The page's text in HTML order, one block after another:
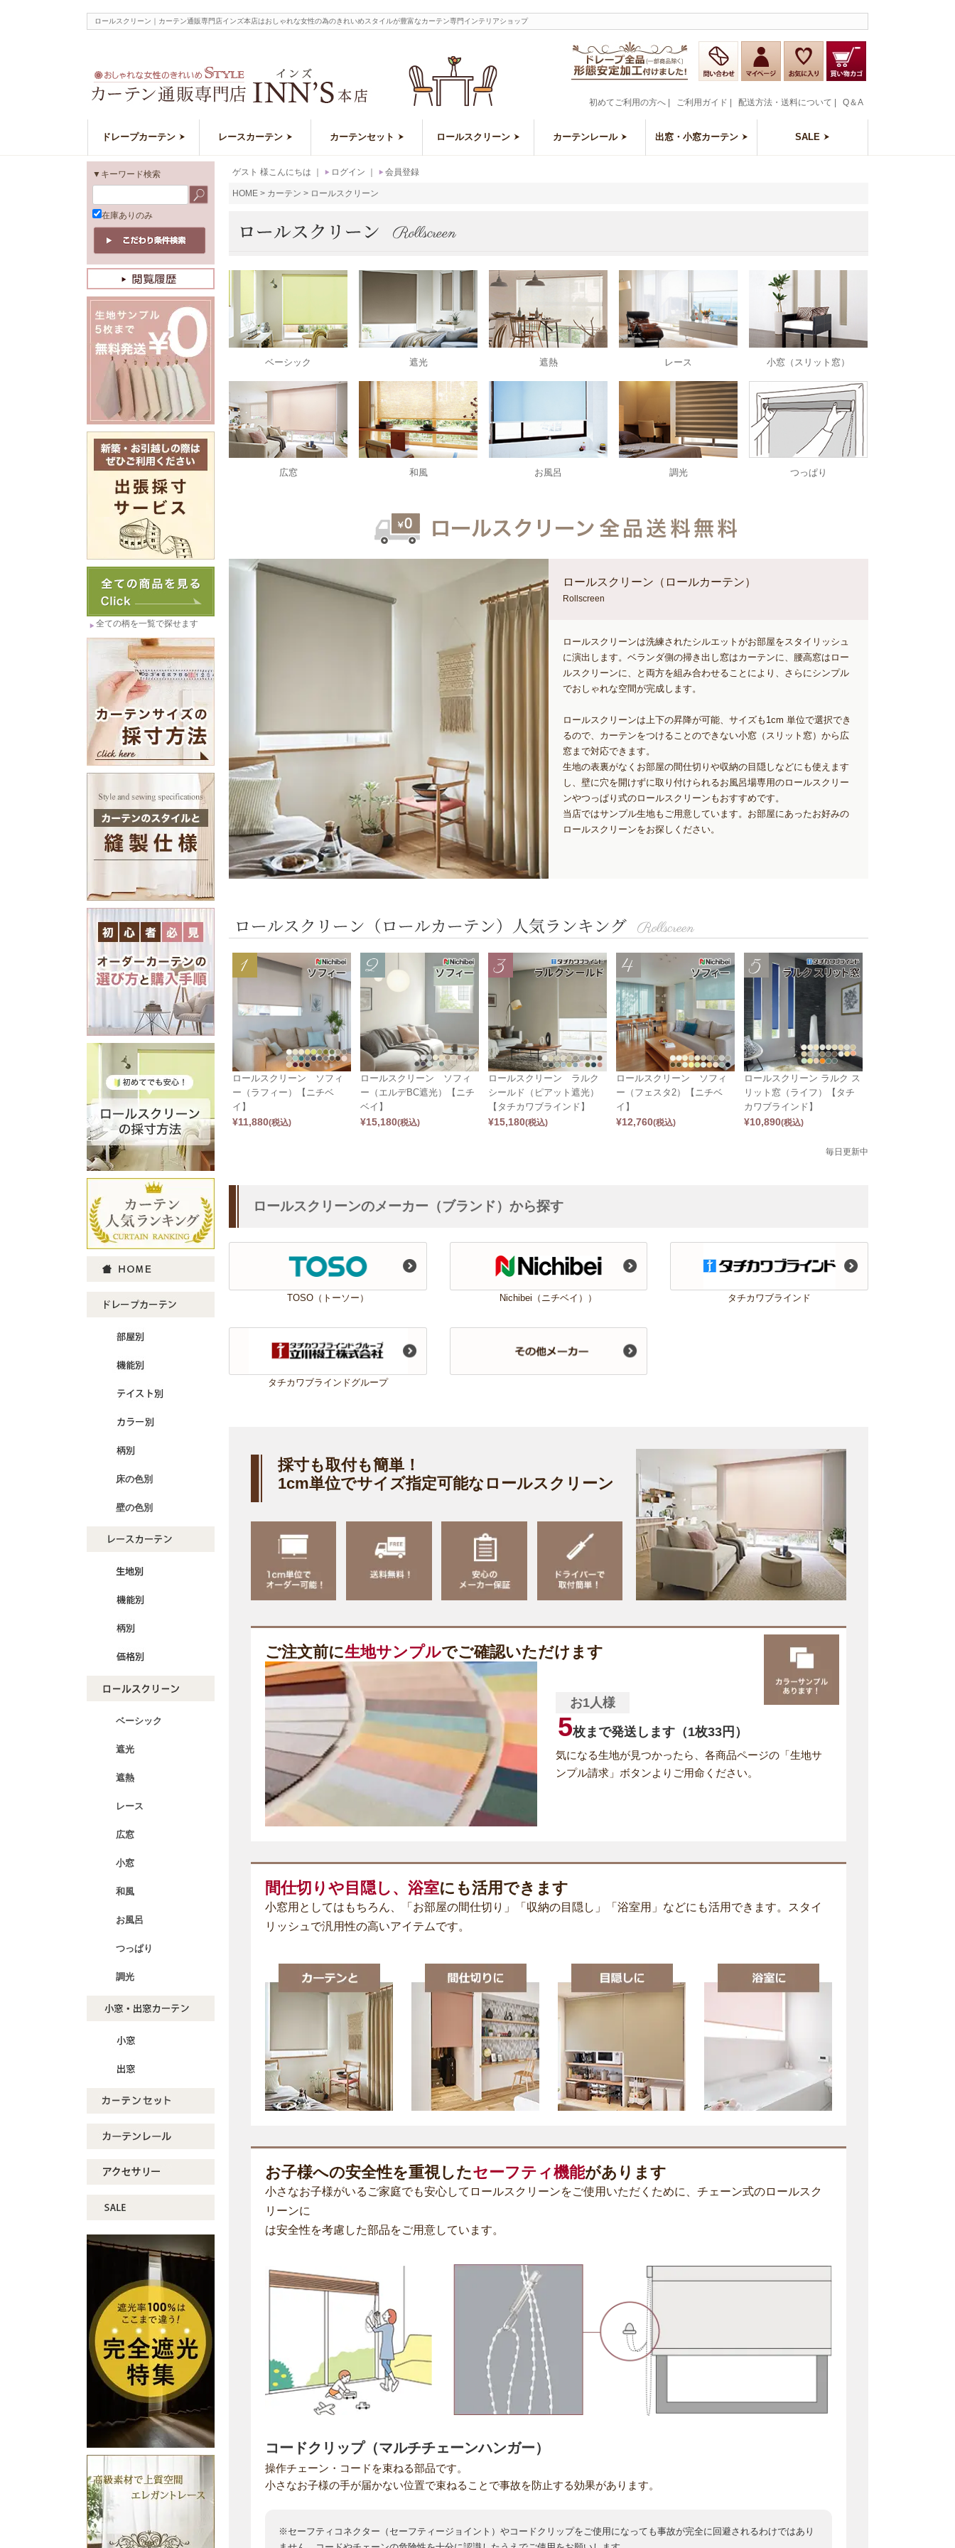
ロールスクリーン｜カーテン通販専門店インズ本店はおしゃれな女性の為のきれいめスタイルが豊富なカーテン専門インテリアショップ
Q＆A
配送方法・送料について
ご利用ガイド
初めてご利用の方へ
ドレープカーテン レースカーテン カーテンセット ロールスクリーン カーテンレール 出窓・小窓カーテン SALE
▼キーワード検索
在庫ありのみ
全ての柄を一覧で探せます
床の色別
壁の色別
ベーシック
遮光
遮熱
レース
広窓
小窓
和風
お風呂
つっぱり
調光
ゲスト 様こんにちは ログイン 会員登録
HOME カーテン ロールスクリーン
ベーシック 遮光 遮熱 レース 小窓（スリット窓）
広窓 和風 お風呂 調光 つっぱり
ロールスクリーン（ロールカーテン）
Rollscreen
ロールスクリーンは洗練されたシルエットがお部屋をスタイリッシュ
に演出します。ベランダ側の掃き出し窓はカーテンに、腰高窓はロー
ルスクリーンに、と両方を組み合わせることにより、さらにシンプル
でおしゃれな空間が完成します。
ロールスクリーンは上下の昇降が可能、サイズも1cm 単位で選択でき
るので、カーテンをつけることのできない小窓（スリット窓）から広
窓まで対応できます。
生地の表裏がなくお部屋の間仕切りや収納の目隠しなどにも使えます
し、壁に穴を開けずに取り付けられるお風呂場専用のロールスクリー
ンやつっぱり式のロールスクリーンもおすすめです。
当店ではサンプル生地もご用意しています。お部屋にあったお好みの
ロールスクリーンをお探しください。
ロールスクリーン ソフィ
ー（ラフィー）【ニチベ
イ】
¥11,880(税込)
ロールスクリーン ソフィ
ー（エルデBC遮光）【ニチ
ベイ】
¥15,180(税込)
ロールスクリーン ラルク
シールド（ピアット遮光）
【タチカワブラインド】
¥15,180(税込)
ロールスクリーン ソフィ
ー（フェスタ2）【ニチベ
イ】
¥12,760(税込)
ロールスクリーン ラルク ス
リット窓（ライフ）【タチ
カワブラインド】
¥10,890(税込)
毎日更新中
ロールスクリーンのメーカー（ブランド）から探す
TOSO（トーソー） Nichibei（ニチベイ）） タチカワブラインド
タチカワブラインドグループ
採寸も取付も簡単！
1cm単位でサイズ指定可能なロールスクリーン
ご注文前に生地サンプルでご確認いただけます
お1人様
5枚まで発送します（1枚33円）
気になる生地が見つかったら、各商品ページの「生地サ
ンプル請求」ボタンよりご用命ください。
間仕切りや目隠し、浴室にも活用できます
小窓用としてはもちろん、「お部屋の間仕切り」「収納の目隠し」「浴室用」などにも活用できます。スタイ
リッシュで汎用性の高いアイテムです。
お子様への安全性を重視したセーフティ機能があります
小さなお子様がいるご家庭でも安心してロールスクリーンをご使用いただくために、チェーン式のロールスク
リーンに
は安全性を考慮した部品をご用意しています。
コードクリップ（マルチチェーンハンガー）
操作チェーン・コードを束ねる部品です。
小さなお子様の手が届かない位置で束ねることで事故を防止する効果があります。
※セーフティコネクター（セーフティージョイント）やコードクリップをご使用になっても事故が完全に回避されるわけではあり